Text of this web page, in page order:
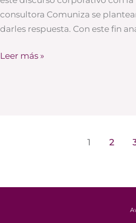
consultora Comuniza se
darles respuesta. Con este fin
Comuniza)
Leer más »
1 2